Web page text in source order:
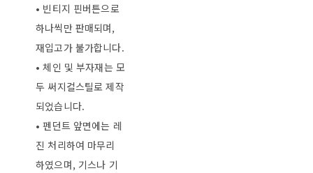
• 빈티지 핀버튼으로
하나씩만 판매되며,
재입고가 불가합니다.
• 체인 및 부자재는 모
두 써지컬스틸로 제작
되었습니다.
• 펜던트 앞면에는 레
진 처리하여 마무리
하였으며, 기스나 기